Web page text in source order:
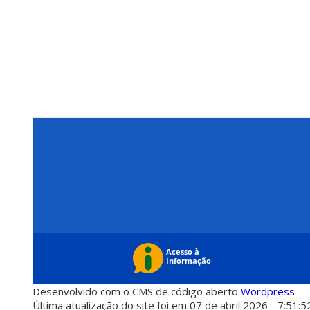
Desenvolvido com o CMS de código aberto Wordpress
Última atualização do site foi em 07 de abril 2026 -